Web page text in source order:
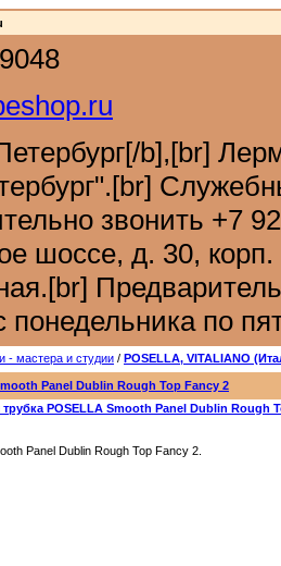
b],[br]
звонить +7
шоссе, д. 30,
понедельника по
- мастера и студии / POSELLA, VITALIANO
Panel Dublin Rough Top Fancy 2
трубка POSELLA Smooth Panel Dublin Rough
Panel Dublin Rough Top Fancy 2.